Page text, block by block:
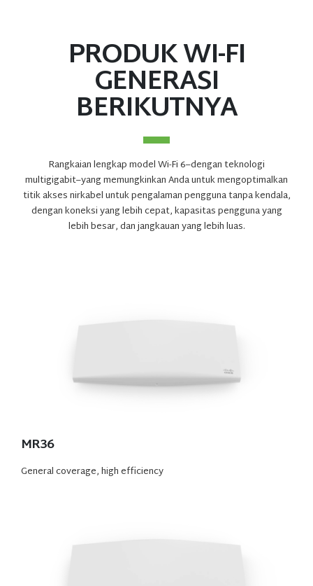
PRODUK WI-FI
GENERASI
BERIKUTNYA
Rangkaian lengkap model Wi-Fi 6–dengan teknologi
multigigabit–yang memungkinkan Anda untuk mengoptimalkan
titik akses nirkabel untuk pengalaman pengguna tanpa kendala,
dengan koneksi yang lebih cepat, kapasitas pengguna yang
lebih besar, dan jangkauan yang lebih luas.
MR36
General coverage, high efficiency